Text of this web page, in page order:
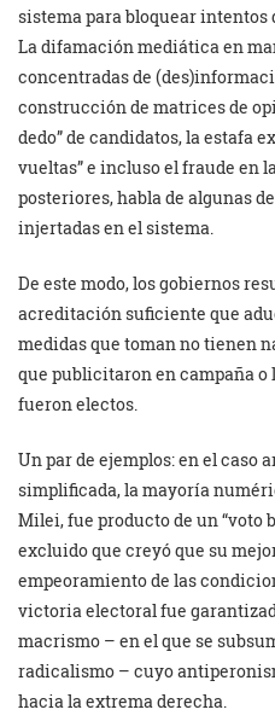
sistema para bloquear
La difamación mediática en
concentradas de
construcción de matrices de
dedo” de candidatos, la estafa
vueltas” e incluso el fraude en
posteriores, habla de algunas
injertadas en el sistema.
De este modo, los gobiernos
acreditación suficiente que
medidas que toman no tienen
que publicitaron en campaña o
fueron electos.
Un par de ejemplos: en el caso
simplificada, la mayoría
Milei, fue producto de un “voto
excluido que creyó que su
empeoramiento de las
victoria electoral fue
macrismo – en el que se
radicalismo – cuyo
hacia la extrema derecha.